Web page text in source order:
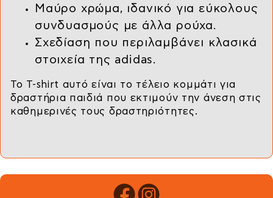
Μαύρο χρώμα, ιδανικό για εύκολους
συνδυασμούς με άλλα ρούχα.
Σχεδίαση που περιλαμβάνει κλασικά
στοιχεία της adidas.
Το T-shirt αυτό είναι το τέλειο κομμάτι για
δραστήρια παιδιά που εκτιμούν την άνεση στις
καθημερινές τους δραστηριότητες.